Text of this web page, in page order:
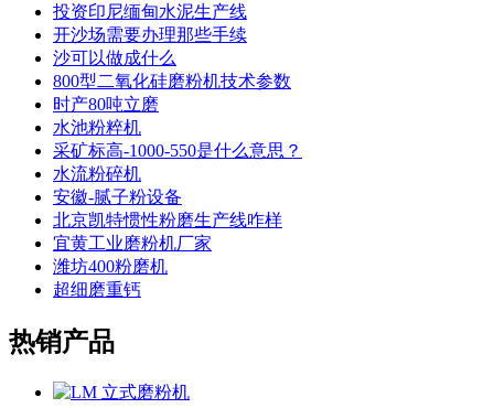
投资印尼缅甸水泥生产线
开沙场需要办理那些手续
沙可以做成什么
800型二氧化硅磨粉机技术参数
时产80吨立磨
水池粉粹机
采矿标高-1000-550是什么意思？
水流粉碎机
安徽-腻子粉设备
北京凯特惯性粉磨生产线咋样
宜黄工业磨粉机厂家
潍坊400粉磨机
超细磨重钙
热销产品